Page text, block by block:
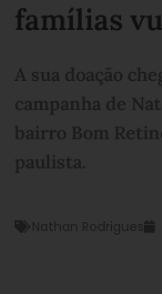
famílias
A sua doação
campanha de
bairro Bom
paulista.
Nathan Rodrigues